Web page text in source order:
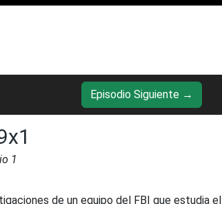
Episodio Siguiente →
1
de un equipo del FBI que estudia el